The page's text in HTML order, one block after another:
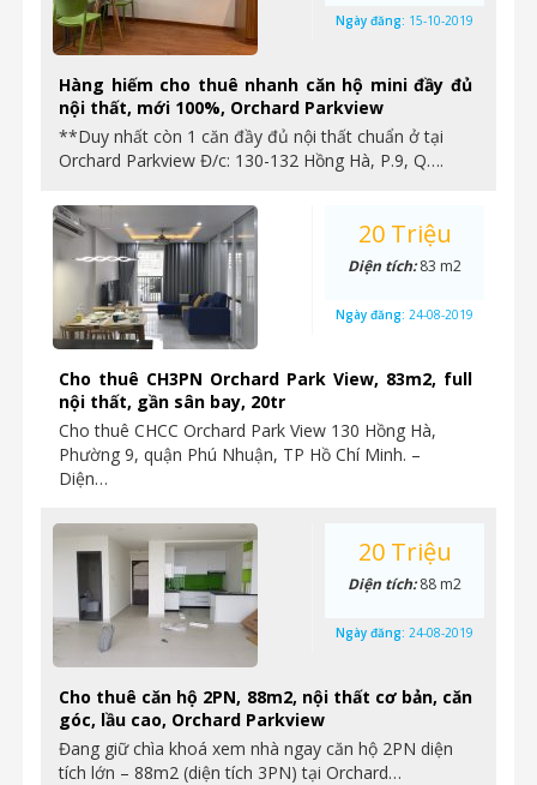
Hàng hiếm cho thuê nhanh căn hộ mini đầy đủ
nội thất, mới 100%, Orchard Parkview
**Duy nhất còn 1 căn đầy đủ nội thất chuẩn ở tại
Orchard Parkview Đ/c: 130-132 Hồng Hà, P.9, Q….
Ngày đăng: 15-10-2019
Cho thuê CH3PN Orchard Park View, 83m2, full
nội thất, gần sân bay, 20tr
Cho thuê CHCC Orchard Park View 130 Hồng Hà,
Phường 9, quận Phú Nhuận, TP Hồ Chí Minh. –
Diện…
20 Triệu
Diện tích:83 m2
Ngày đăng: 24-08-2019
Cho thuê căn hộ 2PN, 88m2, nội thất cơ bản, căn
góc, lầu cao, Orchard Parkview
Đang giữ chìa khoá xem nhà ngay căn hộ 2PN diện
tích lớn – 88m2 (diện tích 3PN) tại Orchard…
20 Triệu
Diện tích:88 m2
Ngày đăng: 24-08-2019